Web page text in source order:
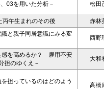
03を用いた分析－ 松田
丙午生まれのその後
赤林
と親子同居意識にみる変
西野
を高めるか？－雇用不安
担のゆくえ－
大和
担っているのはどのよう
高橋